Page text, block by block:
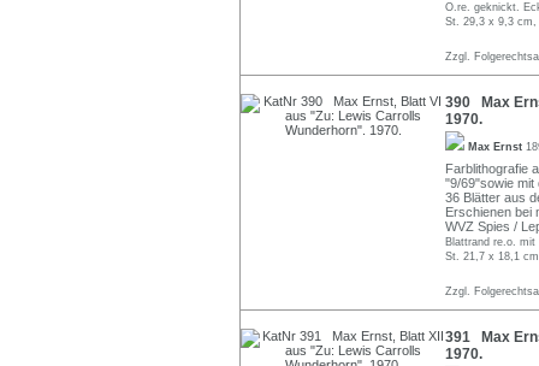
O.re. geknickt.
St. 29,3 x 9,3
Zzgl.
390 Max
1970.
Max Ernst
Farblithografie
"9/69"sowie
36 Blätter aus
Erschienen bei
WVZ Spies /
Blattrand re.o. mit
St. 21,7 x 18,1
Zzgl.
391 Max
1970.